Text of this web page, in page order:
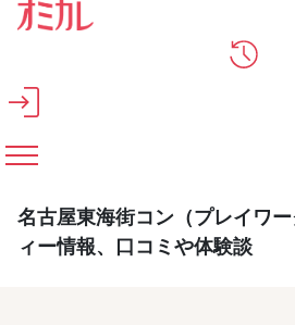
メインコンテンツへスキップ
名古屋東海街コン（プレイワ
ィー情報、口コミや体験談